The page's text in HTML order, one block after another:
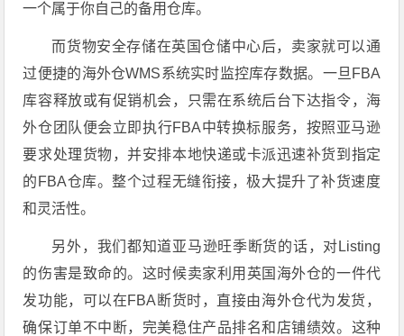
一个属于你自己的备用仓库。
而货物安全存储在英国仓储中心后，卖家就可以通
过便捷的海外仓WMS系统实时监控库存数据。一旦FBA
库容释放或有促销机会，只需在系统后台下达指令，海
外仓团队便会立即执行FBA中转换标服务，按照亚马逊
要求处理货物，并安排本地快递或卡派迅速补货到指定
的FBA仓库。整个过程无缝衔接，极大提升了补货速度
和灵活性。
另外，我们都知道亚马逊旺季断货的话，对Listing
的伤害是致命的。这时候卖家利用英国海外仓的一件代
发功能，可以在FBA断货时，直接由海外仓代为发货，
确保订单不中断，完美稳住产品排名和店铺绩效。这种